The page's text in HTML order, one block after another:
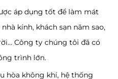
áp dụng tốt để làm mát
kính, khách sạn năm sao,
Công ty chúng tôi đã có
trình lớn.
hòa không khí, hệ thống